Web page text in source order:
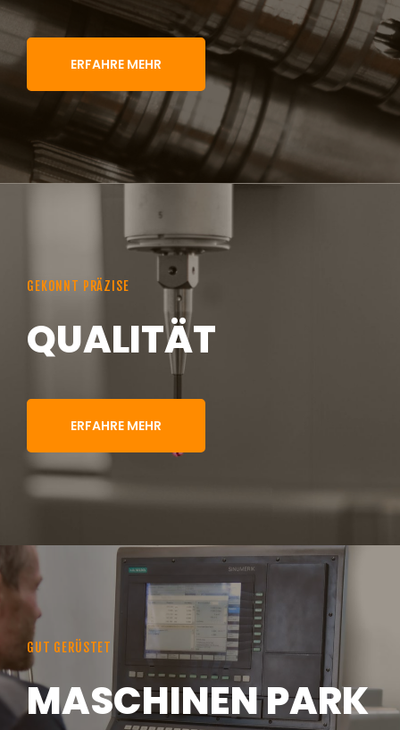
ERFAHRE MEHR
GEKONNT PRÄZISE
QUALITÄT
ERFAHRE MEHR
GUT GERÜSTET
MASCHINEN PARK